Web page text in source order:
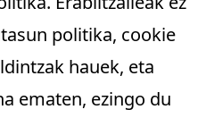
politika, cookie
hauek, eta
ematen, ezingo du